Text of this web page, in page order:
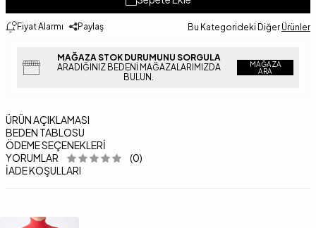
Fiyat Alarmı Paylaş Bu Kategorideki Diğer Ürünler
MAĞAZA STOK DURUMUNU SORGULA
ARADIĞINIZ BEDENI MAĞAZALARIMIZDA
BULUN.
MAĞAZA
ARA
ÜRÜN AÇIKLAMASI
BEDEN TABLOSU
ÖDEME SEÇENEKLERI
YORUMLAR
(0)
İADE KOŞULLARI